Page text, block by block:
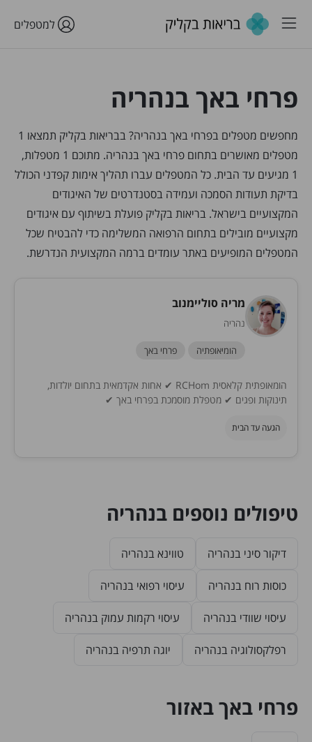
למטפלים
פרחי באך בנהריה
מחפשים מטפלים בפרחי באך בנהריה? בבריאות בקליק תמצאו 1
מטפלים מאושרים בתחום פרחי באך בנהריה. מתוכם 1 מטפלות,
1 מגיעים עד הבית. כל המטפלים עברו תהליך אימות קפדני הכולל
בדיקת תעודות הסמכה ועמידה בסטנדרטים של האיגודים
המקצועיים בישראל. בריאות בקליק פועלת בשיתוף עם איגודים
מקצועיים מובילים בתחום הרפואה המשלימה כדי להבטיח שכל
המטפלים המופיעים באתר עומדים ברמה המקצועית הנדרשת.
מריה סוליימנוב
נהריה
הומיאופתיה פרחי באך
הומאופתית קלאסית RCHom ✔ אחות אקדמאית בתחום יולדות,
תינוקות ופגים ✔ מטפלת מוסמכת בפרחי באך ✔
הגעה עד הבית
טיפולים נוספים בנהריה
דיקור סיני בנהריה טווינא בנהריה
כוסות רוח בנהריה עיסוי רפואי בנהריה
עיסוי שוודי בנהריה עיסוי רקמות עמוק בנהריה
רפלקסולוגיה בנהריה יוגה תרפיה בנהריה
פרחי באך באזור